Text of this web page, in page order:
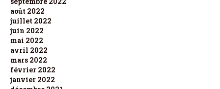
août 2022
juillet 2022
juin 2022
mai 2022
avril 2022
mars 2022
février 2022
janvier 2022